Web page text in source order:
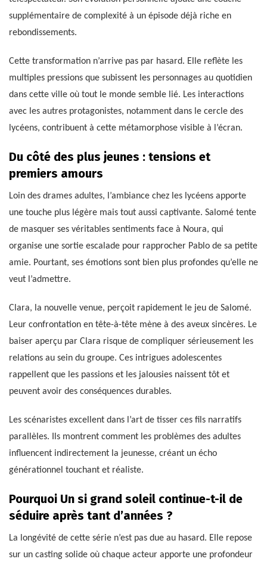
supplémentaire de complexité à un épisode déjà riche en
rebondissements.
Cette transformation n’arrive pas par hasard. Elle reflète les
multiples pressions que subissent les personnages au quotidien
dans cette ville où tout le monde semble lié. Les interactions
avec les autres protagonistes, notamment dans le cercle des
lycéens, contribuent à cette métamorphose visible à l’écran.
Du côté des plus jeunes : tensions et
premiers amours
Loin des drames adultes, l’ambiance chez les lycéens apporte
une touche plus légère mais tout aussi captivante. Salomé tente
de masquer ses véritables sentiments face à Noura, qui
organise une sortie escalade pour rapprocher Pablo de sa petite
amie. Pourtant, ses émotions sont bien plus profondes qu’elle ne
veut l’admettre.
Clara, la nouvelle venue, perçoit rapidement le jeu de Salomé.
Leur confrontation en tête-à-tête mène à des aveux sincères. Le
baiser aperçu par Clara risque de compliquer sérieusement les
relations au sein du groupe. Ces intrigues adolescentes
rappellent que les passions et les jalousies naissent tôt et
peuvent avoir des conséquences durables.
Les scénaristes excellent dans l’art de tisser ces fils narratifs
parallèles. Ils montrent comment les problèmes des adultes
influencent indirectement la jeunesse, créant un écho
générationnel touchant et réaliste.
Pourquoi Un si grand soleil continue-t-il de
séduire après tant d’années ?
La longévité de cette série n’est pas due au hasard. Elle repose
sur un casting solide où chaque acteur apporte une profondeur